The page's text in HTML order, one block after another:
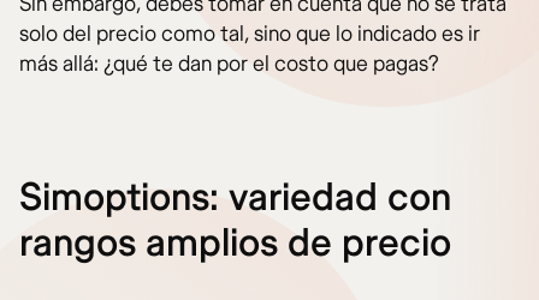
solo del precio como tal, sino que lo indicado es ir
más allá: ¿qué te dan por el costo que pagas?
Simoptions: variedad con
rangos amplios de precio